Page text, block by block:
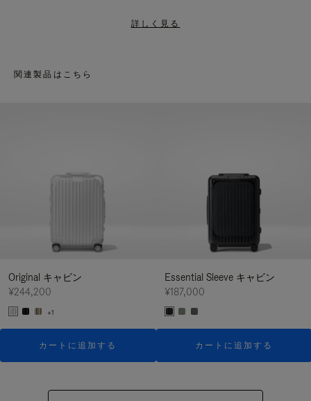
詳しく見る
関連製品はこちら
Original キャビン
¥244,200
+1
カートに追加する
Essential Sleeve キャビン
¥187,000
カートに追加する